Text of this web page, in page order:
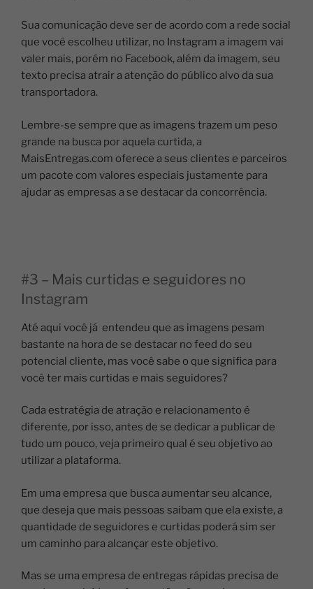
Sua comunicação deve ser de acordo com a rede social
que você escolheu utilizar, no Instagram a imagem vai
valer mais, porém no Facebook, além da imagem, seu
texto precisa atrair a atenção do público alvo da sua
transportadora.
Lembre-se sempre que as imagens trazem um peso
grande na busca por aquela curtida, a
MaisEntregas.com oferece a seus clientes e parceiros
um pacote com valores especiais justamente para
ajudar as empresas a se destacar da concorrência.
#3 – Mais curtidas e seguidores no
Instagram
Até aqui você já entendeu que as imagens pesam
bastante na hora de se destacar no feed do seu
potencial cliente, mas você sabe o que significa para
você ter mais curtidas e mais seguidores?
Cada estratégia de atração e relacionamento é
diferente, por isso, antes de se dedicar a publicar de
tudo um pouco, veja primeiro qual é seu objetivo ao
utilizar a plataforma.
Em uma empresa que busca aumentar seu alcance,
que deseja que mais pessoas saibam que ela existe, a
quantidade de seguidores e curtidas poderá sim ser
um caminho para alcançar este objetivo.
Mas se uma empresa de entregas rápidas precisa de